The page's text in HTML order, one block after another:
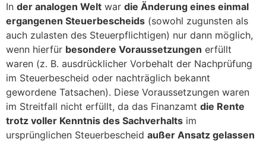
In der analogen Welt war die Änderung eines einmal
ergangenen Steuerbescheids (sowohl zugunsten als
auch zulasten des Steuerpflichtigen) nur dann möglich,
wenn hierfür besondere Voraussetzungen erfüllt
waren (z. B. ausdrücklicher Vorbehalt der Nachprüfung
im Steuerbescheid oder nachträglich bekannt
gewordene Tatsachen). Diese Voraussetzungen waren
im Streitfall nicht erfüllt, da das Finanzamt die Rente
trotz voller Kenntnis des Sachverhalts im
ursprünglichen Steuerbescheid außer Ansatz gelassen